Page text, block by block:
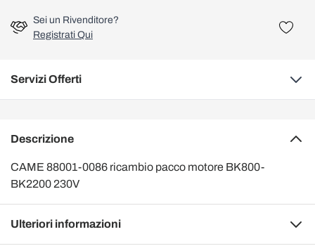
Sei un Rivenditore?
Registrati Qui
Servizi Offerti
Descrizione
CAME 88001-0086 ricambio pacco motore BK800-
BK2200 230V
Ulteriori informazioni